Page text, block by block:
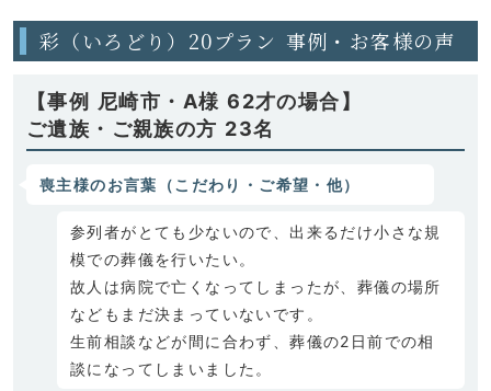
彩（いろどり）20プラン 事例・お客様の声
【事例 尼崎市・A様 62才の場合】
ご遺族・ご親族の方 23名
喪主様のお言葉（こだわり・ご希望・他）
参列者がとても少ないので、出来るだけ小さな規
模での葬儀を行いたい。
故人は病院で亡くなってしまったが、葬儀の場所
などもまだ決まっていないです。
生前相談などが間に合わず、葬儀の2日前での相
談になってしまいました。